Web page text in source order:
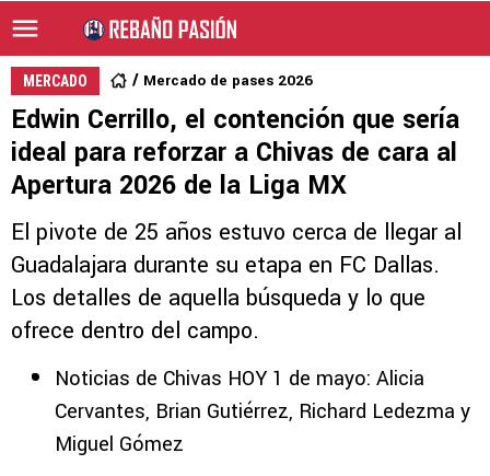
MERCADO Mercado de pases 2026
Edwin Cerrillo, el contención que sería
ideal para reforzar a Chivas de cara al
Apertura 2026 de la Liga MX
El pivote de 25 años estuvo cerca de llegar al
Guadalajara durante su etapa en FC Dallas.
Los detalles de aquella búsqueda y lo que
ofrece dentro del campo.
Noticias de Chivas HOY 1 de mayo: Alicia
Cervantes, Brian Gutiérrez, Richard Ledezma y
Miguel Gómez